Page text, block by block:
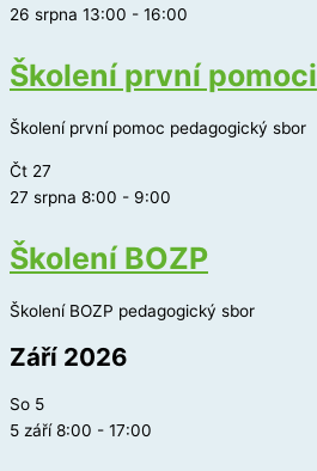
26 srpna 13:00 - 16:00
Školení první pomoci
Školení první pomoc pedagogický sbor
Čt 27
27 srpna 8:00 - 9:00
Školení BOZP
Školení BOZP pedagogický sbor
Září 2026
So 5
5 září 8:00 - 17:00